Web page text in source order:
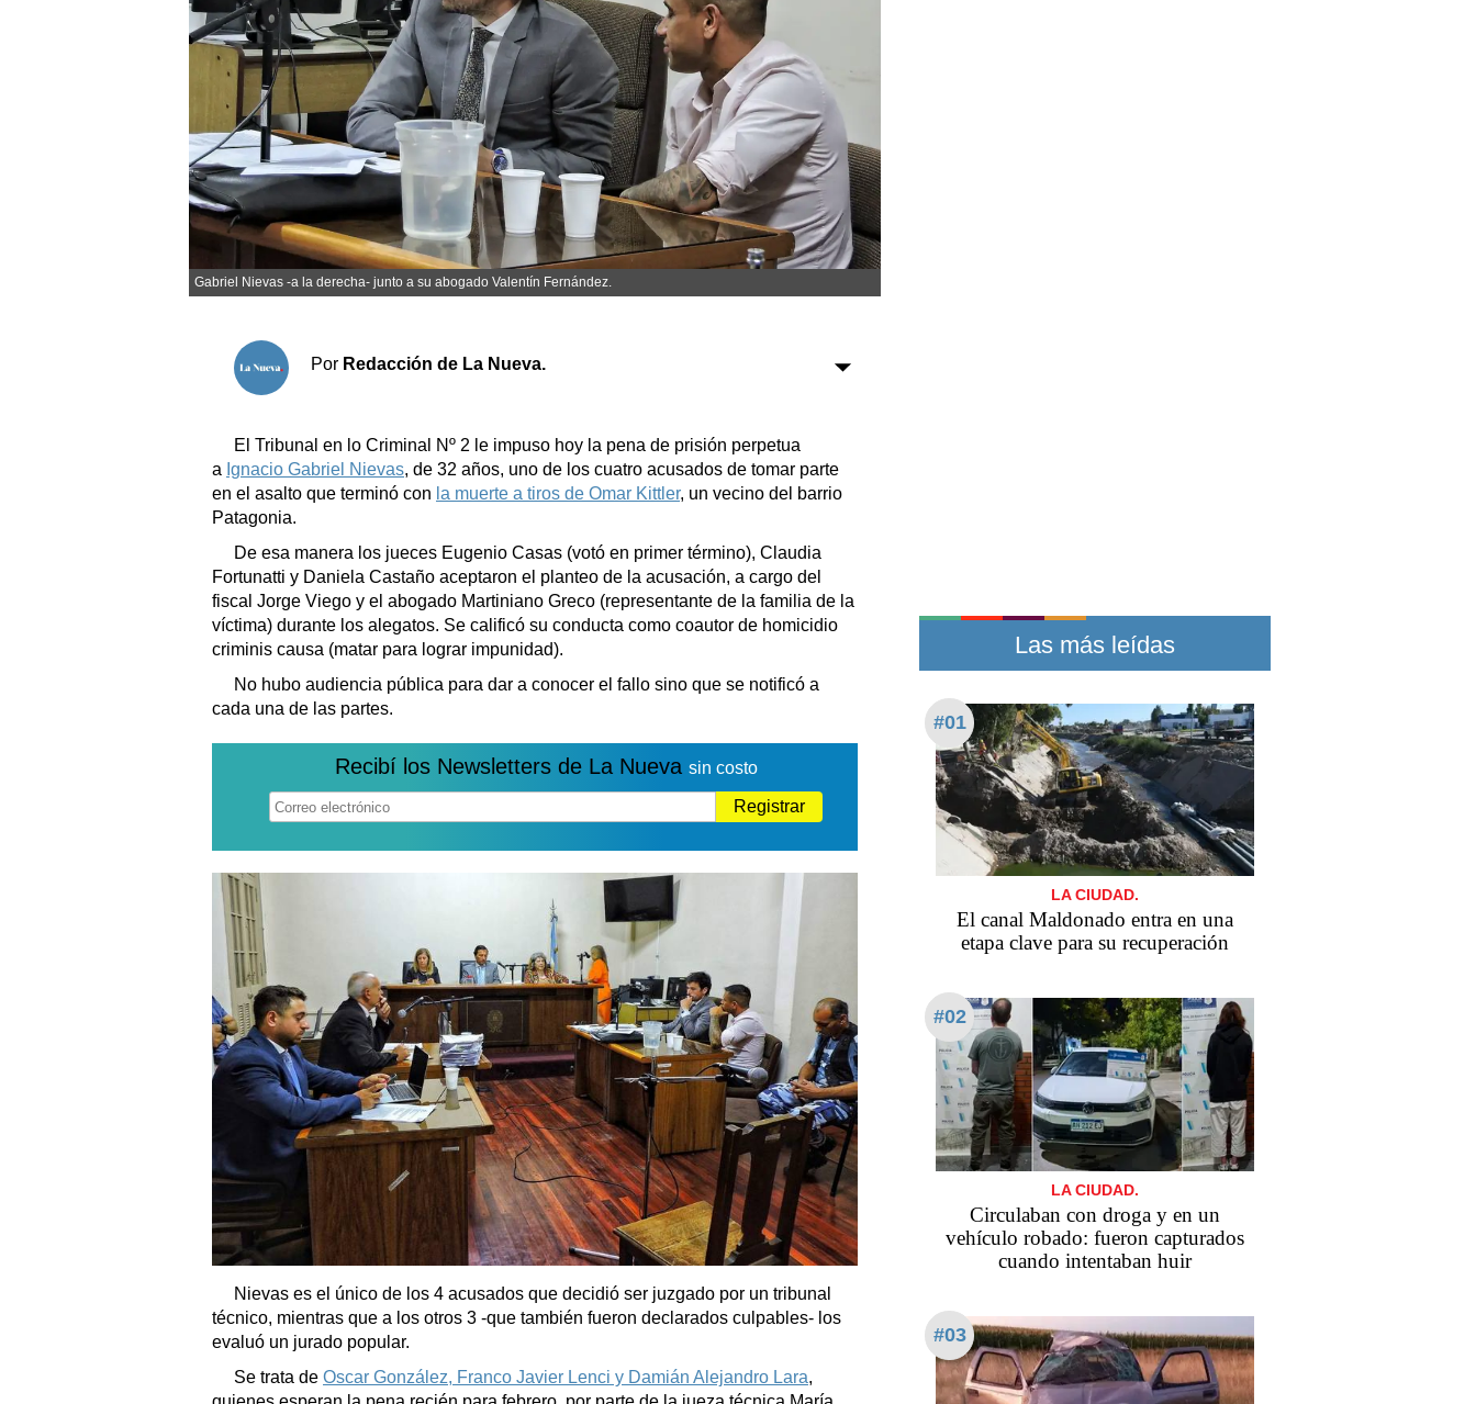
Espacio empresas
Sociedad y tiempo libre
Sociedad
Tecnología
Turismo
Salud
Es viral
El tiempo
Cartón Lleno
Fúnebres
Clasificados
Suplementos
Servicios
Loterías
Datos Útiles
Fúnebres
Teléfonos de urgencia
Gabriel Nievas -a la derecha- junto a su abogado Valentín Fernández.
Por Redacción de La Nueva.
El Tribunal en lo Criminal Nº 2 le impuso hoy la pena de prisión perpetua
a Ignacio Gabriel Nievas, de 32 años, uno de los cuatro acusados de tomar parte
en el asalto que terminó con la muerte a tiros de Omar Kittler, un vecino del barrio
Patagonia.
De esa manera los jueces Eugenio Casas (votó en primer término), Claudia
Fortunatti y Daniela Castaño aceptaron el planteo de la acusación, a cargo del
fiscal Jorge Viego y el abogado Martiniano Greco (representante de la familia de la
víctima) durante los alegatos. Se calificó su conducta como coautor de homicidio
criminis causa (matar para lograr impunidad).
No hubo audiencia pública para dar a conocer el fallo sino que se notificó a
cada una de las partes.
Recibí los Newsletters de La Nueva sin costo
Registrar
Nievas es el único de los 4 acusados que decidió ser juzgado por un tribunal
técnico, mientras que a los otros 3 -que también fueron declarados culpables- los
evaluó un jurado popular.
Se trata de Oscar González, Franco Javier Lenci y Damián Alejandro Lara,
Las más leídas
#01
LA CIUDAD.
El canal Maldonado entra en una
etapa clave para su recuperación
#02
LA CIUDAD.
Circulaban con droga y en un
vehículo robado: fueron capturados
cuando intentaban huir
#03